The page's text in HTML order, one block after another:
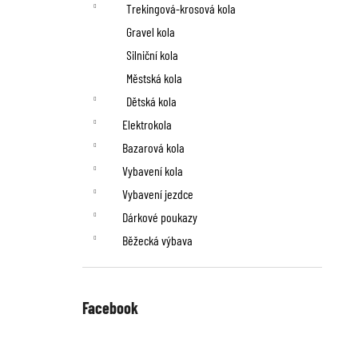
Trekingová-krosová kola
Gravel kola
Silniční kola
Městská kola
Dětská kola
Elektrokola
Bazarová kola
Vybavení kola
Vybavení jezdce
Dárkové poukazy
Běžecká výbava
Facebook